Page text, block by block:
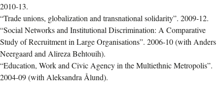
2010-13.
“Trade unions, globalization and transnational solidarity”. 2009-12.
“Social Networks and Institutional Discrimination: A Comparative
Study of Recruitment in Large Organisations”. 2006-10 (with Anders
Neergaard and Alireza Behtouih).
“Education, Work and Civic Agency in the Multiethnic Metropolis”.
2004-09 (with Aleksandra Ålund).